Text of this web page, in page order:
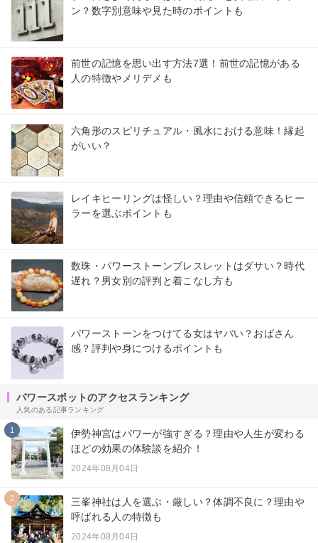
ン？数字別意味や見た時のポイントも
前世の記憶を思い出す方法7選！前世の記憶がある
人の特徴やメリデメも
六角形のスピリチュアル・風水における意味！縁起
がいい？
レイキヒーリングは怪しい？理由や信頼できるヒー
ラーを選ぶポイントも
数珠・パワーストーンブレスレットはダサい？時代
遅れ？男女別の評判と着こなし方も
パワーストーンをつけてる女はヤバい？おばさん
感？評判や身につけるポイントも
パワースポットのアクセスランキング
人気のある記事ランキング
1
伊勢神宮はパワーが強すぎる？理由や人生が変わる
ほどの効果の体験談を紹介！
2024年08月04日
2
三峯神社は人を選ぶ・厳しい？体調不良に？理由や
呼ばれる人の特徴も
2024年08月04日